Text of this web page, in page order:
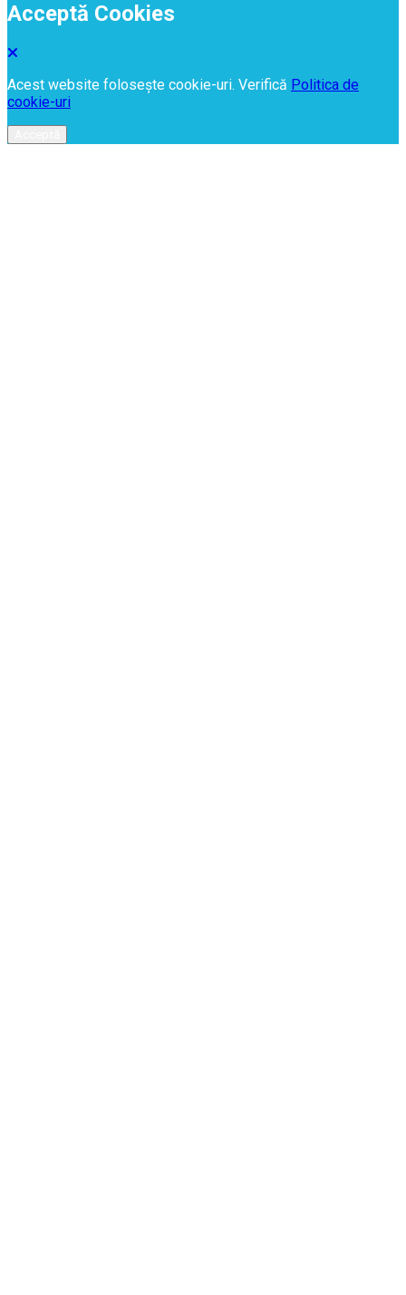
Acceptă Cookies
Acest website folosește cookie-uri. Verifică Politica de
cookie-uri